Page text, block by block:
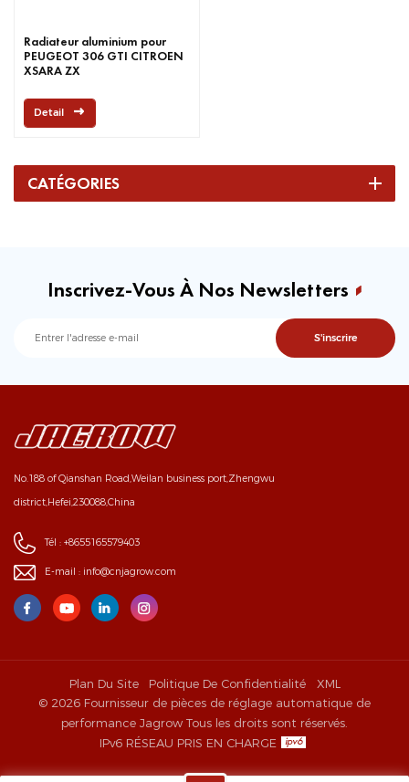
Radiateur aluminium pour
PEUGEOT 306 GTI CITROEN
XSARA ZX
Detail
CATÉGORIES
Inscrivez-Vous À Nos Newsletters
No.188 of Qianshan Road,Weilan business port,Zhengwu
district,Hefei,230088,China
Tél : +8655165579403
E-mail : info@cnjagrow.com
Plan Du Site Politique De Confidentialité
XML
© 2026 Fournisseur de pièces de réglage automatique de
performance Jagrow Tous les droits sont réservés.
IPv6 RÉSEAU PRIS EN CHARGE